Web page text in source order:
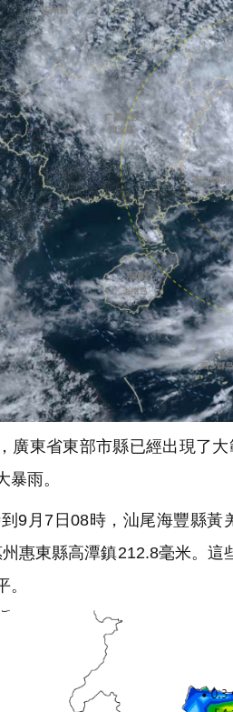
廣東省東部市縣已經出現了
暴雨。
9月7日08時，汕尾海豐縣黃
惠東縣高潭鎮212.8毫米。